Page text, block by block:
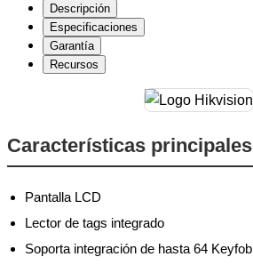
Descripción
Especificaciones
Garantía
Recursos
Características principales
Pantalla LCD
Lector de tags integrado
Soporta integración de hasta 64 Keyfob